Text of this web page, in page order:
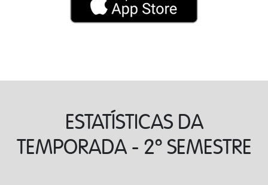
ESTATÍSTICAS DA
TEMPORADA - 2º SEMESTRE